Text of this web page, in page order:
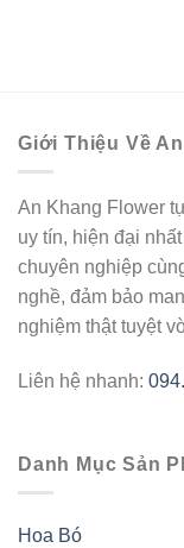
Giới Thiệu Về
An Khang Flower
uy tín, hiện đại
chuyên nghiệp
nghề, đảm bảo
nghiệm thật tuyệt
Liên hệ nhanh:
Danh Mục Sản
Hoa Bó